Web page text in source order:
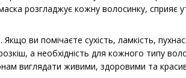
розгладжує кожну волосинку, сприяє
ви помічаєте сухість, ламкість,
а необхідність для кожного типу
виглядати живими, здоровими та